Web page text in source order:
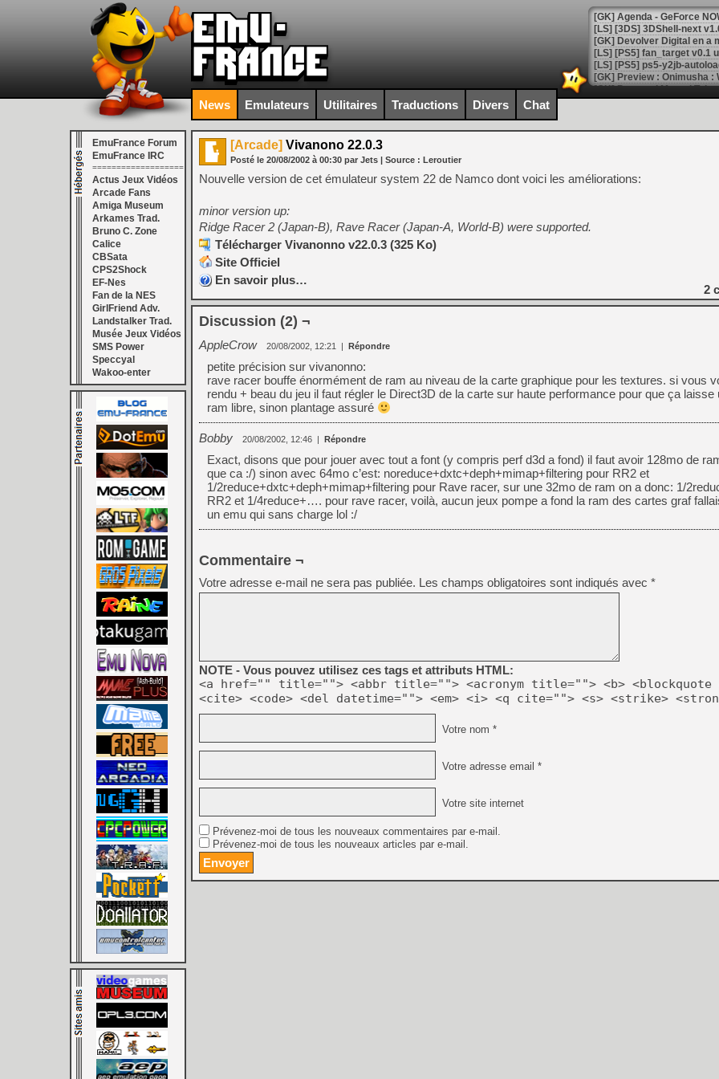
[GK] Agenda - GeForce
[GK] Devolver Digital en a
[LS] [PS5] ps5-y2jb-
[GK] Pourquoi Marvel
[GK] Test : Restory : Chill
[GK] GTA 6 : Rockstar
[GK] Hot Wheels Infinite
[GK] Mémoire cash -
[GK] Résultats Nintendo :
[GK] Déjà des
[Mo5] Brickboy cherche à
[GK] Minecraft et ses «
[GK] Beast of
[GK] Ubisoft : fin de partie
[GK] Mémoire cash -
[GK] Dan Houser (GTA)
[GK] Comment EA Sports
[GK] Crimson Moon : un
[GK] Isle of Reveries : le
[GK] Moonlighter 2 : The
[GK] Capcom relance
[Mo5] Deux inédits du
[GK] Le beat'em up The
[GK] Endless Legend 2 :
[LS] [PS5] Le WebKit
[GK] Oubliez Crazy Taxi,
[LS] [Switch] NSZ 5.0.0
[GK] No More Room in
[GK] Un chatbot Atelier
News Emulateurs Utilitaires Traductions Divers Chat
EmuFrance Forum
EmuFrance IRC
===================
Actus Jeux Vidéos
Arcade Fans
Amiga Museum
Arkames Trad.
Bruno C. Zone
Calice
CBSata
CPS2Shock
EF-Nes
Fan de la NES
GirlFriend Adv.
Landstalker Trad.
Musée Jeux Vidéos
SMS Power
Speccyal
Wakoo-enter
[Arcade] Vivanono 22.0.3
Posté le 20/08/2002 à 00:30 par Jets | Source : Leroutier
Nouvelle version de cet émulateur system 22 de Namco dont voici les améliorations:
minor version up:
Ridge Racer 2 (Japan-B), Rave Racer (Japan-A, World-B) were supported.
Télécharger Vivanonno v22.0.3 (325 Ko)
Site Officiel
En savoir plus…
2
Discussion (2) ¬
AppleCrow 20/08/2002, 12:21 | Répondre
petite précision sur vivanonno:
rave racer bouffe énormément de ram au niveau de la carte graphique pour les textures. si vous
rendu + beau du jeu il faut régler le Direct3D de la carte sur haute performance pour que ça laisse
ram libre, sinon plantage assuré
Bobby 20/08/2002, 12:46 | Répondre
Exact, disons que pour jouer avec tout a font (y compris perf d3d a fond) il faut avoir 128mo de
que ca :/) sinon avec 64mo c’est: noreduce+dxtc+deph+mimap+filtering pour RR2 et
1/2reduce+dxtc+deph+mimap+filtering pour Rave racer, sur une 32mo de ram on a donc: 1/
RR2 et 1/4reduce+…. pour rave racer, voilà, aucun jeux pompe a fond la ram des cartes graf
un emu qui sans charge lol :/
Commentaire ¬
Votre adresse e-mail ne sera pas publiée. Les champs obligatoires sont indiqués avec *
NOTE - Vous pouvez utilisez ces tags et attributs HTML:
<a href="" title=""> <abbr title=""> <acronym title=""> <b> <blockquote
<cite> <code> <del datetime=""> <em> <i> <q cite=""> <s> <strike>
Votre nom *
Votre adresse email *
Votre site internet
Prévenez-moi de tous les nouveaux commentaires par e-mail.
Prévenez-moi de tous les nouveaux articles par e-mail.